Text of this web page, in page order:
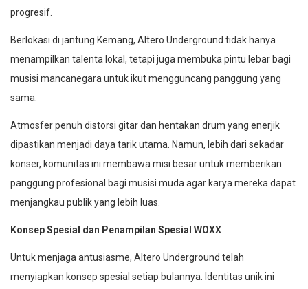
progresif.
Berlokasi di jantung Kemang, Altero Underground tidak hanya
menampilkan talenta lokal, tetapi juga membuka pintu lebar bagi
musisi mancanegara untuk ikut mengguncang panggung yang
sama.
Atmosfer penuh distorsi gitar dan hentakan drum yang enerjik
dipastikan menjadi daya tarik utama. Namun, lebih dari sekadar
konser, komunitas ini membawa misi besar untuk memberikan
panggung profesional bagi musisi muda agar karya mereka dapat
menjangkau publik yang lebih luas.
Konsep Spesial dan Penampilan Spesial WOXX
Untuk menjaga antusiasme, Altero Underground telah
menyiapkan konsep spesial setiap bulannya. Identitas unik ini